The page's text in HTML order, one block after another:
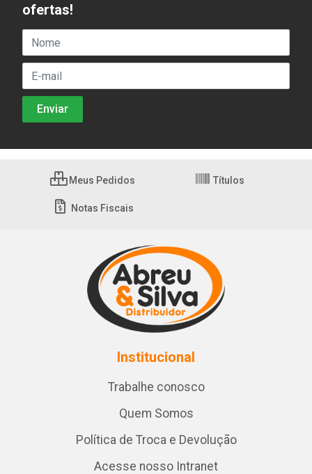
ofertas!
Meus Pedidos Títulos
Notas Fiscais
Institucional
Trabalhe conosco
Quem Somos
Política de Troca e Devolução
Acesse nosso Intranet